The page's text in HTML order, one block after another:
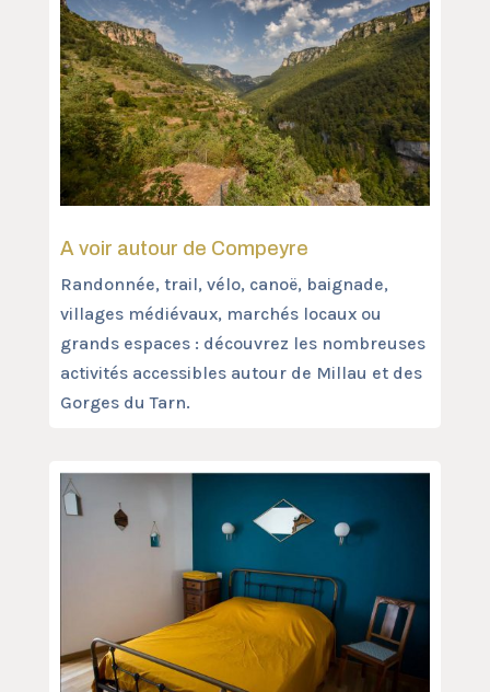
A voir autour de Compeyre
Randonnée, trail, vélo, canoë, baignade,
villages médiévaux, marchés locaux ou
grands espaces : découvrez les nombreuses
activités accessibles autour de Millau et des
Gorges du Tarn.